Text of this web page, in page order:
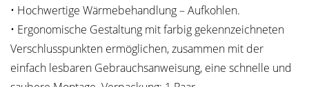
• Hochwertige Wärmebehandlung – Aufkohlen.
• Ergonomische Gestaltung mit farbig gekennzeichneten
Verschlusspunkten ermöglichen, zusammen mit der
einfach lesbaren Gebrauchsanweisung, eine schnelle und